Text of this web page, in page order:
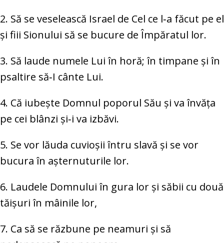
2. Să se veselească Israel de Cel ce l‑a făcut pe el
și fiii Sionului să se bucure de Împăratul lor.
3. Să laude numele Lui în horă; în timpane și în
psaltire să‑I cânte Lui.
4. Că iubește Domnul poporul Său și va învăța
pe cei blânzi și‑i va izbăvi.
5. Se vor lăuda cuvioșii întru slavă și se vor
bucura în așternuturile lor.
6. Laudele Domnului în gura lor și săbii cu două
tăișuri în mâinile lor,
7. Ca să se răzbune pe neamuri și să